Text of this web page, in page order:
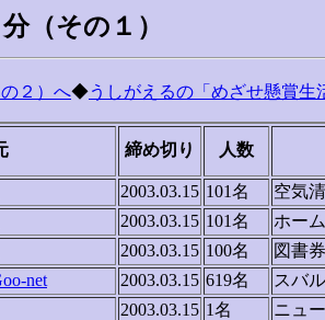
（その１）
２）へ◆うしがえるの「めざせ懸賞生
締め切り 人数
2003.03.15 101名
空気
2003.03.15 101名
ホー
2003.03.15 100名
図書券
net
2003.03.15 619名
スバ
2003.03.15 1名
ニュ